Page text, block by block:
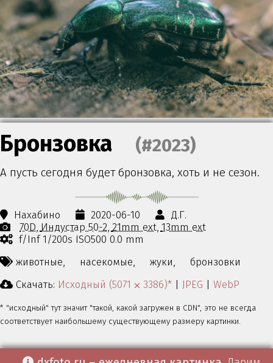
Бронзовка (#2023)
А пусть сегодня будет бронзовка, хоть и не сезон.
Нахабино 2020-06-10
Д.Г.
70D Индустар 50-2 21mm ext 13mm ext
f/Inf 1/200s ISO500 0.0 mm
животные,
насекомые, жуки,
бронзовки
Скачать: Исходный (5071 ⨉ 3386)* | JPEG | WebP
* "исходный" тут значит "такой, какой загружен в CDN", это не всегда
соответствует наибольшему существующему размеру картинки.